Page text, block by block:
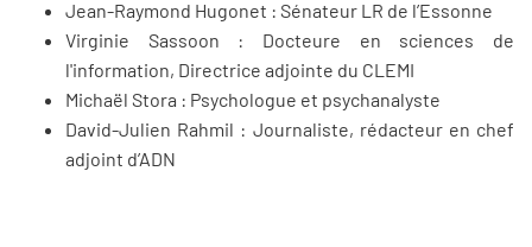
Jean-Raymond Hugonet : Sénateur LR de l’Essonne
Virginie Sassoon : Docteure en sciences de
l'information, Directrice adjointe du CLEMI
Michaël Stora : Psychologue et psychanalyste
David-Julien Rahmil : Journaliste, rédacteur en chef
adjoint d’ADN